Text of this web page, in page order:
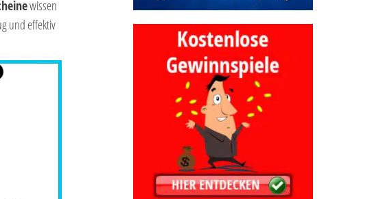
wissen
und effektiv